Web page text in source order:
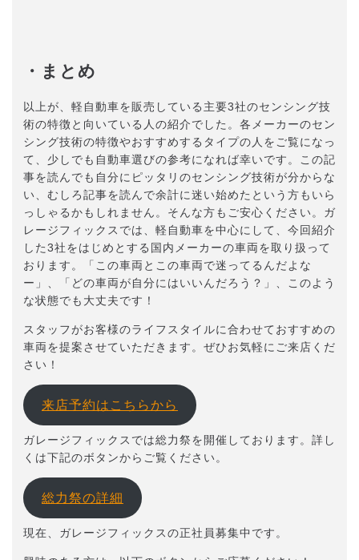
・まとめ
以上が、軽自動車を販売している主要3社のセンシング技
術の特徴と向いている人の紹介でした。各メーカーのセン
シング技術の特徴やおすすめするタイプの人をご覧になっ
て、少しでも自動車選びの参考になれば幸いです。この記
事を読んでも自分にピッタリのセンシング技術が分からな
い、むしろ記事を読んで余計に迷い始めたという方もいら
っしゃるかもしれません。そんな方もご安心ください。ガ
レージフィックスでは、軽自動車を中心にして、今回紹介
した3社をはじめとする国内メーカーの車両を取り扱って
おります。「この車両とこの車両で迷ってるんだよな
ー」、「どの車両が自分にはいいんだろう？」、このよう
な状態でも大丈夫です！
スタッフがお客様のライフスタイルに合わせておすすめの
車両を提案させていただきます。ぜひお気軽にご来店くだ
さい！
来店予約はこちらから
ガレージフィックスでは総力祭を開催しております。詳し
くは下記のボタンからご覧ください。
総力祭の詳細
現在、ガレージフィックスの正社員募集中です。